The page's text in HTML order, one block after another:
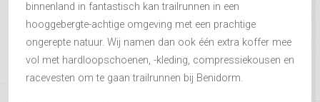
binnenland in fantastisch kan trailrunnen in een
hooggebergte-achtige omgeving met een prachtige
ongerepte natuur. Wij namen dan ook één extra koffer mee
vol met hardloopschoenen, -kleding, compressiekousen en
racevesten om te gaan trailrunnen bij Benidorm.